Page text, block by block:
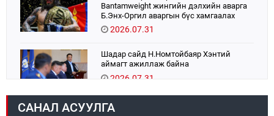
Bantamweight жингийн дэлхийн аварга
Б.Энх-Оргил аваргын бүс хамгаалах
тулаанаа өнөөдөр хийнэ.
2026.07.31
Шадар сайд Н.Номтойбаяр Хэнтий
аймагт ажиллаж байна
2026.07.31
Авто зам шинээр барина
САНАЛ АСУУЛГА